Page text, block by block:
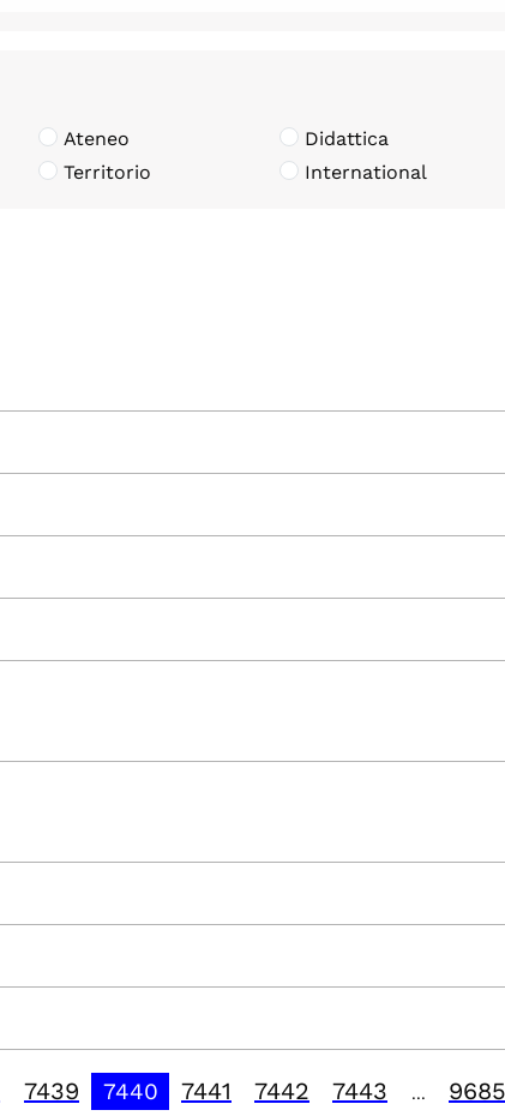
Ateneo
Didattica
Territorio International
7439 7440 7441 7442 7443 9685